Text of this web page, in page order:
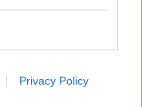
Privacy Policy
fordulóban három
Farult. A Gloria